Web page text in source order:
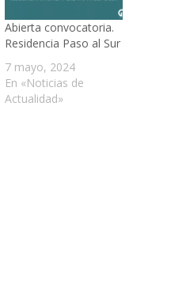
Abierta convocatoria.
Residencia Paso al Sur
7 mayo, 2024
En «Noticias de
Actualidad»